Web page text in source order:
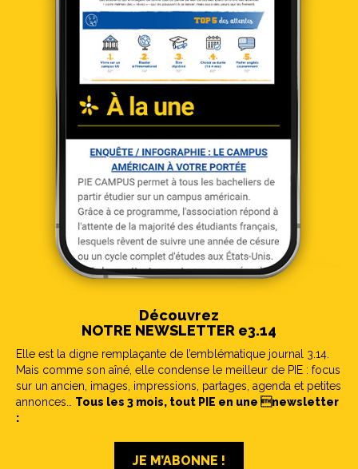
Découvrez
NOTRE NEWSLETTER e3.14
Elle est la digne remplaçante de l’emblématique journal 3.14.
Mais comme son aîné, elle condense le meilleur de PIE : focus
sur un ancien, images, impressions, partages, agenda et petites
annonces… Tous les 3 mois, tout PIE en une newsletter
:
JE M’ABONNE !